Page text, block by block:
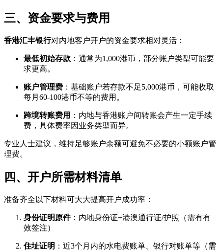
三、资金要求与费用
香港汇丰银行对内地客户开户的资金要求相对灵活：
最低初始存款 ：通常为1,000港币，部分账户类型可能要
求更高。
账户管理费 ：基础账户若存款不足5,000港币，可能收取
每月60-100港币不等的费用。
跨境转账费用 ：内地与香港账户间转账会产生一定手续
费，具体费率因业务类型而异。
专业人士建议，维持足够账户余额可避免不必要的小额账户管
理费。
四、开户所需材料清单
准备齐全以下材料可大大提高开户成功率：
身份证明原件：内地身份证+港澳通行证/护照（需有有
效签注）
住址证明 ：近3个月内的水电费账单、银行对账单等（需